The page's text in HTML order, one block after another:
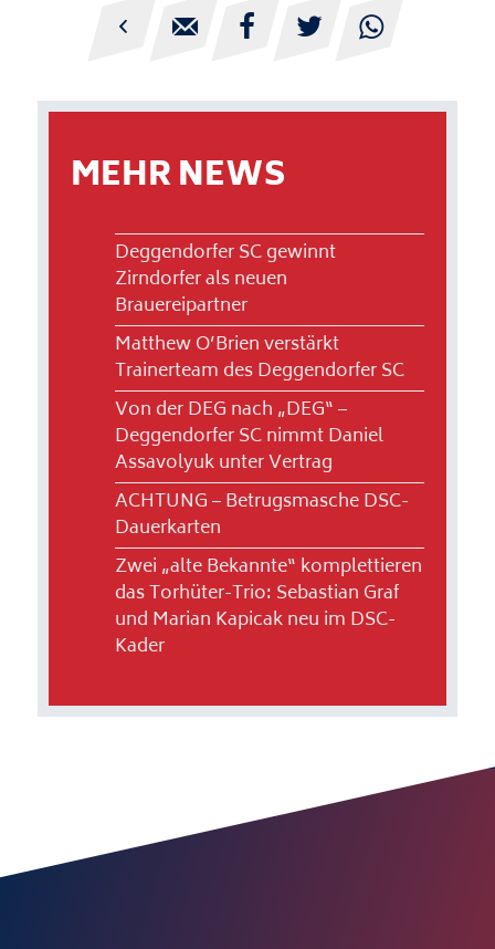
    
MEHR NEWS
Deggendorfer SC gewinnt
Zirndorfer als neuen
Brauereipartner
Matthew O’Brien verstärkt
Trainerteam des Deggendorfer SC
Von der DEG nach „DEG“ –
Deggendorfer SC nimmt Daniel
Assavolyuk unter Vertrag
ACHTUNG – Betrugsmasche DSC-
Dauerkarten
Zwei „alte Bekannte“ komplettieren
das Torhüter-Trio: Sebastian Graf
und Marian Kapicak neu im DSC-
Kader